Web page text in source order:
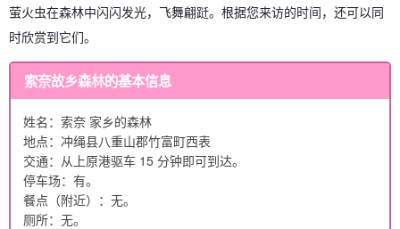
萤火虫在森林中闪闪发光，飞舞翩跹。根据您来访的时间，还可以同
时欣赏到它们。
索奈故乡森林的基本信息
姓名：索奈 家乡的森林
地点：冲绳县八重山郡竹富町西表
交通：从上原港驱车 15 分钟即可到达。
停车场：有。
餐点（附近）：无。
厕所：无。